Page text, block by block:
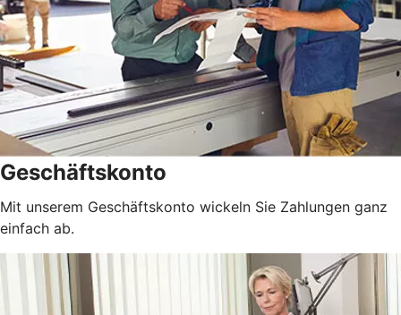
Geschäftskonto
Mit unserem Geschäftskonto wickeln Sie Zahlungen ganz
einfach ab.